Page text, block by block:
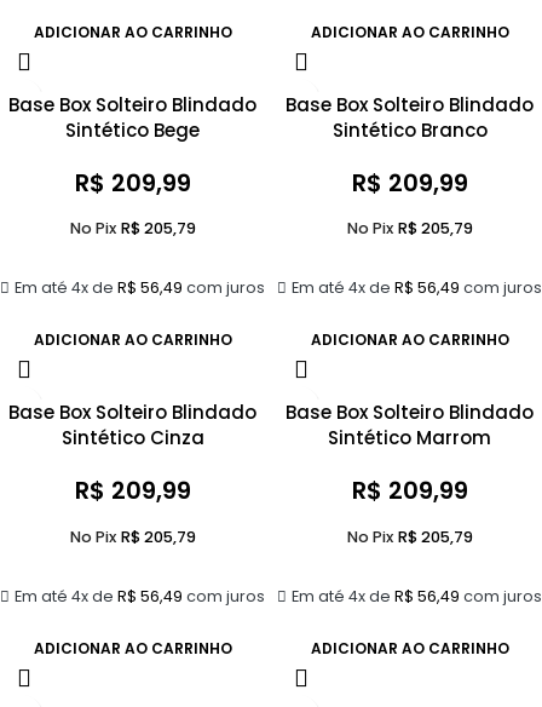
ADICIONAR AO CARRINHO ADICIONAR AO CARRINHO
Base Box Solteiro Blindado
Sintético Bege
R$ 209,99
Em até 4x de R$ 56,49 com juros
No Pix R$205,79
ADICIONAR AO CARRINHO
Base Box Solteiro Blindado
Sintético Branco
R$ 209,99
Em até 4x de R$ 56,49 com juros
No Pix R$205,79
ADICIONAR AO CARRINHO
Base Box Solteiro Blindado
Sintético Cinza
R$ 209,99
Em até 4x de R$ 56,49 com juros
No Pix R$205,79
ADICIONAR AO CARRINHO
Base Box Solteiro Blindado
Sintético Marrom
R$ 209,99
Em até 4x de R$ 56,49 com juros
No Pix R$205,79
ADICIONAR AO CARRINHO